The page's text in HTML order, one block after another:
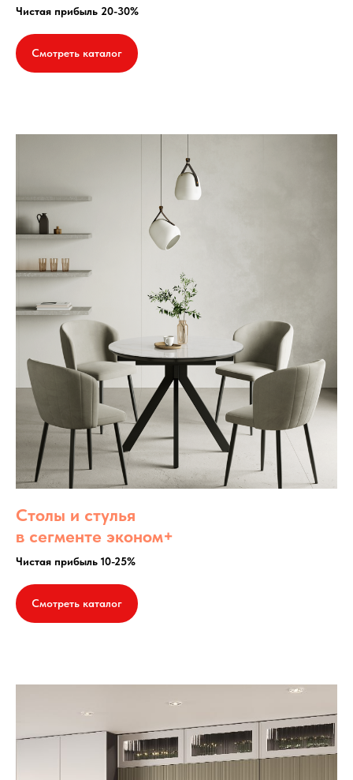
Чистая прибыль 20-30%
Смотреть каталог
Столы и стулья
в сегменте эконом+
Чистая прибыль 10-25%
Смотреть каталог